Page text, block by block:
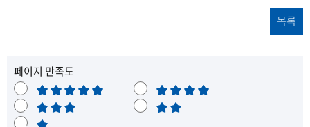
목록
페이지 만족도
매
우
만
족
보
불